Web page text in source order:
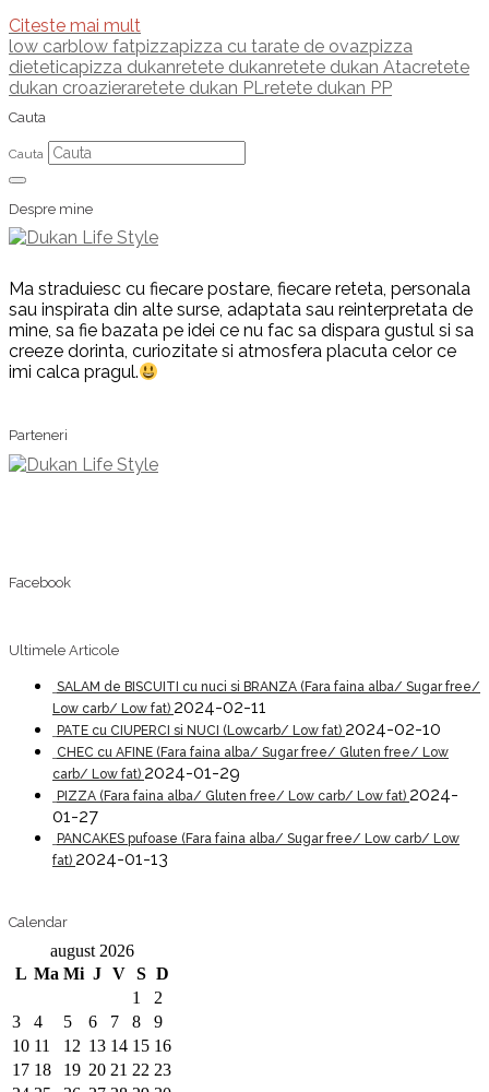
Citeste mai mult
low carblow fatpizzapizza cu tarate de ovazpizza
dieteticapizza dukanretete dukanretete dukan Atacretete
dukan croazieraretete dukan PLretete dukan PP
Cauta
Cauta
Despre mine
Ma straduiesc cu fiecare postare, fiecare reteta, personala
sau inspirata din alte surse, adaptata sau reinterpretata de
mine, sa fie bazata pe idei ce nu fac sa dispara gustul si sa
creeze dorinta, curiozitate si atmosfera placuta celor ce
imi calca pragul.
Parteneri
Facebook
Ultimele Articole
SALAM de BISCUITI cu nuci si BRANZA (Fara faina alba/ Sugar free/
Low carb/ Low fat) 2024-02-11
PATE cu CIUPERCI si NUCI (Lowcarb/ Low fat) 2024-02-10
CHEC cu AFINE (Fara faina alba/ Sugar free/ Gluten free/ Low
carb/ Low fat) 2024-01-29
PIZZA (Fara faina alba/ Gluten free/ Low carb/ Low fat) 2024-
01-27
PANCAKES pufoase (Fara faina alba/ Sugar free/ Low carb/ Low
fat) 2024-01-13
Calendar
august 2026
L Ma Mi J V S D
1
2
3
4 5 6 7 8
9
10 11 12 13 14 15 16
17 18 19 20 21 22 23